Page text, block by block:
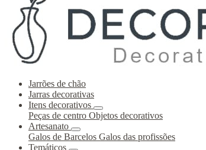
Jarrões de chão
Jarras decorativas
Itens decorativos
Peças de centro Objetos decorativos
Artesanato
Galos de Barcelos Galos das profissões
Temáticos